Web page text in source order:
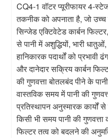
CQ4-1 वॉटर प्यूरीफायर 4-
तकनीक को अपनाता है, जो उच्च
सिन्जेड एक्टिवेटेड कार्बन
से पानी में अशुद्धियों, भारी
हानिकारक पदार्थों को
और दानेदार सक्रिय कार्बन
की गुणवत्ता बोतलबंद पीने के
वास्तविक समय में पानी की
प्रतिस्थापन अनुस्मारक कार्यों
किसी भी समय पानी की
फिल्टर तत्व को बदलने की